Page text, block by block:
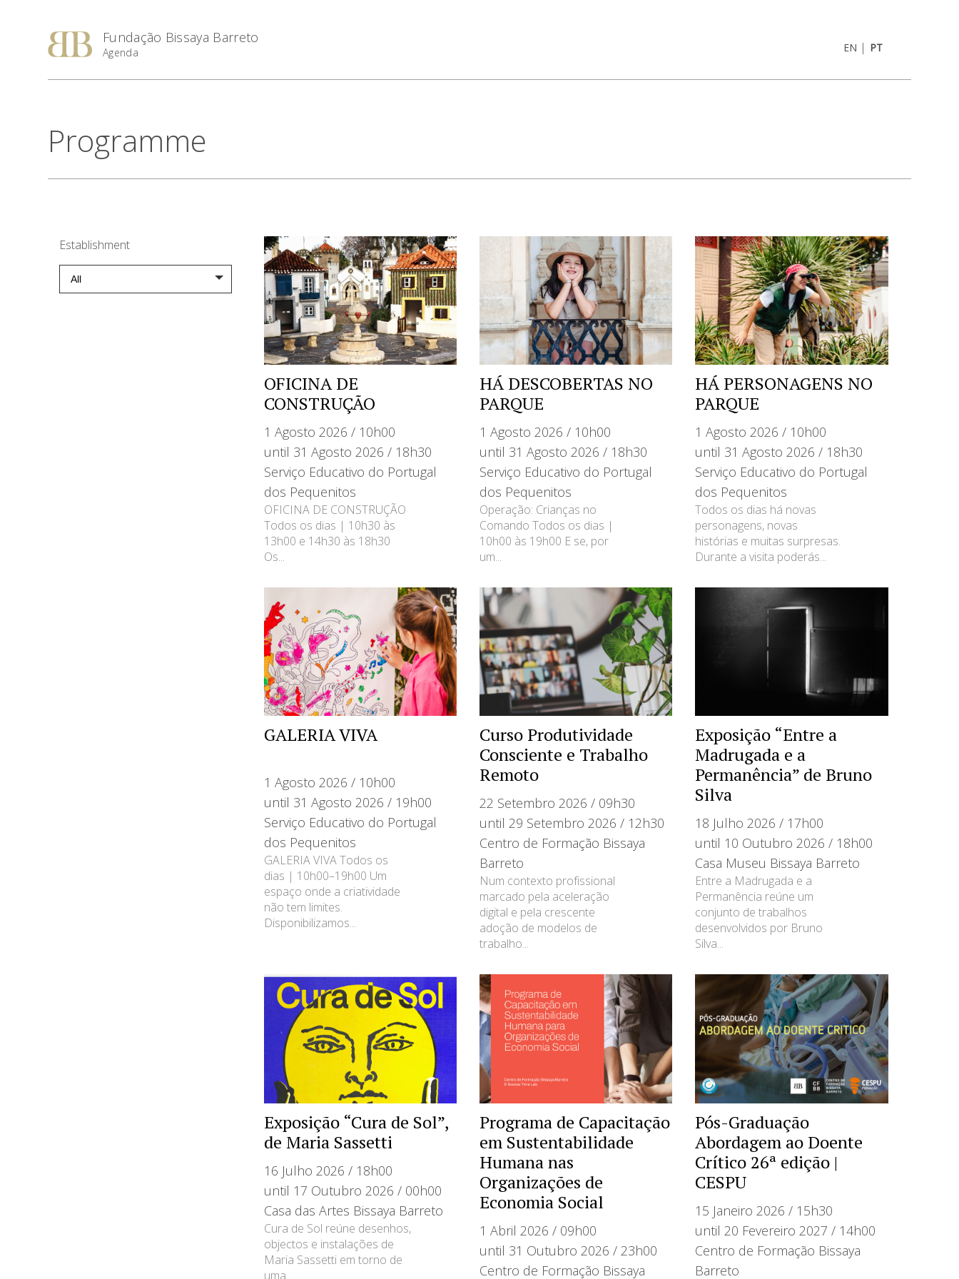
Fundação Bissaya Barreto
Agenda EN | PT
Programme
Establishment
OFICINA DE
CONSTRUÇÃO
1 Agosto 2026 / 10h00
until 31 Agosto 2026 / 18h30
Serviço Educativo do Portugal
dos Pequenitos
OFICINA DE CONSTRUÇÃO
Todos os dias | 10h30 às
13h00 e 14h30 às 18h30
Os...
HÁ DESCOBERTAS NO
PARQUE
1 Agosto 2026 / 10h00
until 31 Agosto 2026 / 18h30
Serviço Educativo do Portugal
dos Pequenitos
Operação: Crianças no
Comando Todos os dias |
10h00 às 19h00 E se, por
um...
HÁ PERSONAGENS NO
PARQUE
1 Agosto 2026 / 10h00
until 31 Agosto 2026 / 18h30
Serviço Educativo do Portugal
dos Pequenitos
Todos os dias há novas
personagens, novas
histórias e muitas surpresas.
Durante a visita poderás...
GALERIA VIVA
1 Agosto 2026 / 10h00
until 31 Agosto 2026 / 19h00
Serviço Educativo do Portugal
dos Pequenitos
GALERIA VIVA Todos os
dias | 10h00–19h00 Um
espaço onde a criatividade
não tem limites.
Disponibilizamos...
Curso Produtividade
Consciente e Trabalho
Remoto
22 Setembro 2026 / 09h30
until 29 Setembro 2026 / 12h30
Centro de Formação Bissaya
Barreto
Num contexto profissional
marcado pela aceleração
digital e pela crescente
adoção de modelos de
trabalho...
Exposição “Entre a
Madrugada e a
Permanência” de Bruno
Silva
18 Julho 2026 / 17h00
until 10 Outubro 2026 / 18h00
Casa Museu Bissaya Barreto
Entre a Madrugada e a
Permanência reúne um
conjunto de trabalhos
desenvolvidos por Bruno
Silva...
Exposição “Cura de Sol”,
de Maria Sassetti
16 Julho 2026 / 18h00
until 17 Outubro 2026 / 00h00
Casa das Artes Bissaya Barreto
Cura de Sol reúne desenhos,
objectos e instalações de
Maria Sassetti em torno de
uma...
Programa de Capacitação
em Sustentabilidade
Humana nas
Organizações de
Economia Social
1 Abril 2026 / 09h00
until 31 Outubro 2026 / 23h00
Centro de Formação Bissaya
Pós-Graduação
Abordagem ao Doente
Crítico 26ª edição |
CESPU
15 Janeiro 2026 / 15h30
until 20 Fevereiro 2027 / 14h00
Centro de Formação Bissaya
Barreto